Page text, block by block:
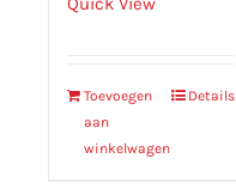
Toevoegen
aan
winkelwagen
Details